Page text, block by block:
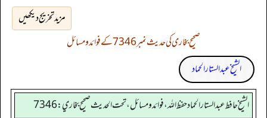
مزید تخریج دیکھیں
صحیح بخاری کی حدیث نمبر 7346 کے فوائد و مسائل
الشیخ عبدالستار الحماد
الشيخ حافط عبدالستار الحماد حفظ الله، فوائد و مسائل، تحت الحديث صحيح بخاري:7346